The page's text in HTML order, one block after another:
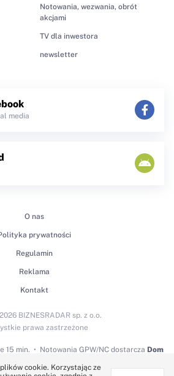
Notowania, wezwania, obrót
akcjami
TV dla inwestora
newsletter
media
O nas
prywatności
Regulamin
Reklama
Kontakt
15 min. Notowania GPW/NC dostarcza Dom
BIZNESRADAR sp. z o.o.
prawa zastrzeżone
cookie. Korzystając ze